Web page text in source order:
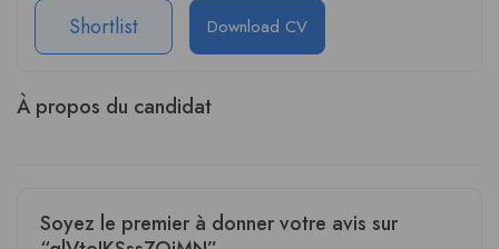
Shortlist Download CV
À propos du candidat
Soyez le premier à donner votre avis sur